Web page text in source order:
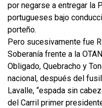
por negarse a entregar la
portugueses bajo
porteño.
Pero sucesivamente fue
Soberanía frente a la
Obligado, Quebracho y
nacional, después del
Lavalle, “espada sin
del Carril primer